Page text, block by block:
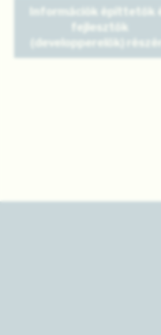
Információk építtetők
fejlesztők
(developperelők)